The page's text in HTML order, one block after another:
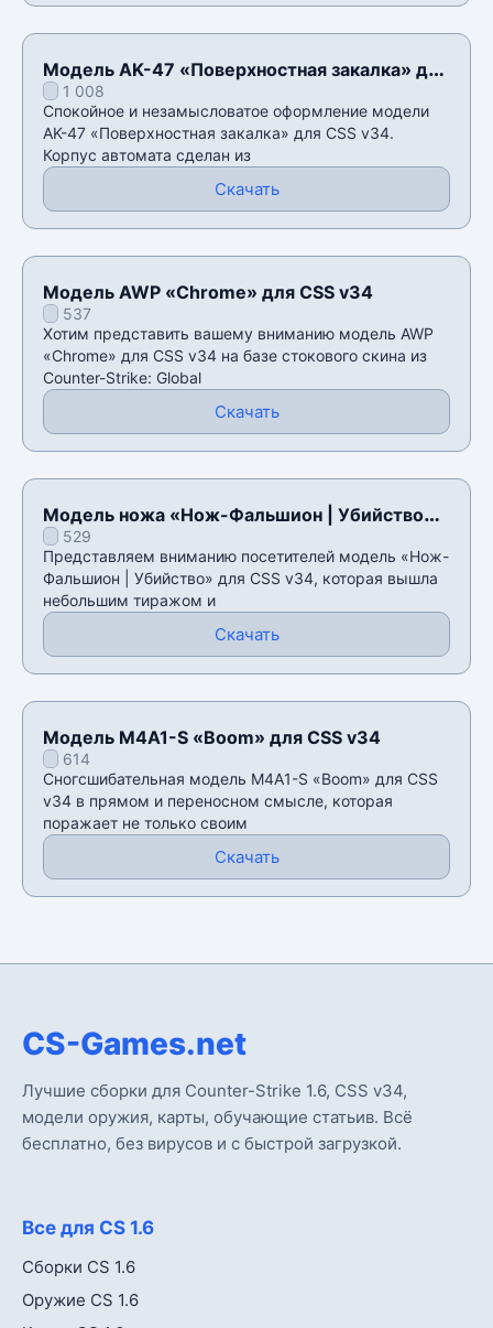
Модель AK-47 «Поверхностная закалка» для
CSS v34
1 008
Спокойное и незамысловатое оформление модели
AK-47 «Поверхностная закалка» для CSS v34.
Корпус автомата сделан из
Скачать
Модель AWP «Chrome» для CSS v34
537
Хотим представить вашему вниманию модель AWP
«Chrome» для CSS v34 на базе стокового скина из
Counter-Strike: Global
Скачать
Модель ножа «Нож-Фальшион | Убийство»
для CSS v34
529
Представляем вниманию посетителей модель «Нож-
Фальшион | Убийство» для CSS v34, которая вышла
небольшим тиражом и
Скачать
Модель M4A1-S «Boom» для CSS v34
614
Сногсшибательная модель M4A1-S «Boom» для CSS
v34 в прямом и переносном смысле, которая
поражает не только своим
Скачать
CS-Games.net
Лучшие сборки для Counter-Strike 1.6, CSS v34,
модели оружия, карты, обучающие статьив. Всё
бесплатно, без вирусов и с быстрой загрузкой.
Все для CS 1.6
Сборки CS 1.6
Оружие CS 1.6